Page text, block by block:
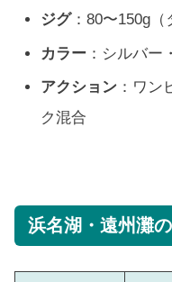
ジグ：80〜150g（
カラー ：シルバー
アクション ：ワン
ク混合
浜名湖・遠州灘